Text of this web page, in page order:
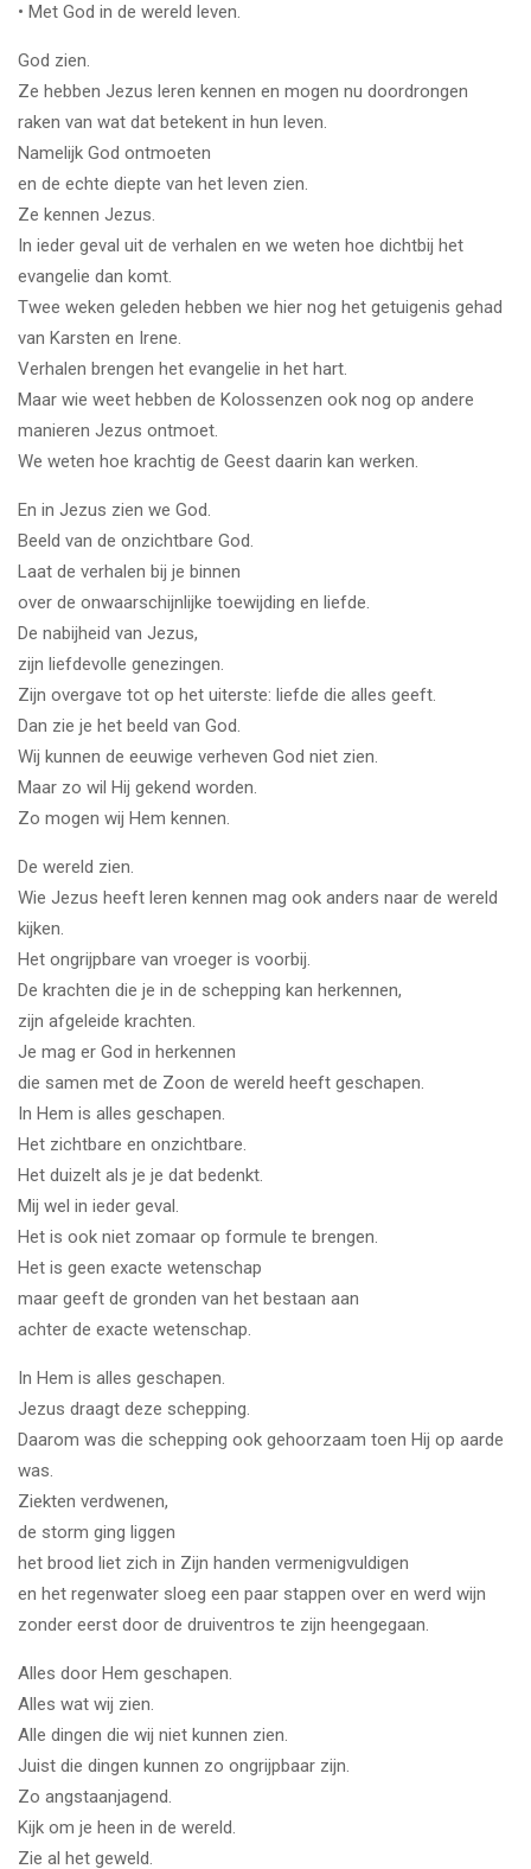
• Met God in de wereld leven.
God zien.
Ze hebben Jezus leren kennen en mogen nu doordrongen
raken van wat dat betekent in hun leven.
Namelijk God ontmoeten
en de echte diepte van het leven zien.
Ze kennen Jezus.
In ieder geval uit de verhalen en we weten hoe dichtbij het
evangelie dan komt.
Twee weken geleden hebben we hier nog het getuigenis gehad
van Karsten en Irene.
Verhalen brengen het evangelie in het hart.
Maar wie weet hebben de Kolossenzen ook nog op andere
manieren Jezus ontmoet.
We weten hoe krachtig de Geest daarin kan werken.
En in Jezus zien we God.
Beeld van de onzichtbare God.
Laat de verhalen bij je binnen
over de onwaarschijnlijke toewijding en liefde.
De nabijheid van Jezus,
zijn liefdevolle genezingen.
Zijn overgave tot op het uiterste: liefde die alles geeft.
Dan zie je het beeld van God.
Wij kunnen de eeuwige verheven God niet zien.
Maar zo wil Hij gekend worden.
Zo mogen wij Hem kennen.
De wereld zien.
Wie Jezus heeft leren kennen mag ook anders naar de wereld
kijken.
Het ongrijpbare van vroeger is voorbij.
De krachten die je in de schepping kan herkennen,
zijn afgeleide krachten.
Je mag er God in herkennen
die samen met de Zoon de wereld heeft geschapen.
In Hem is alles geschapen.
Het zichtbare en onzichtbare.
Het duizelt als je je dat bedenkt.
Mij wel in ieder geval.
Het is ook niet zomaar op formule te brengen.
Het is geen exacte wetenschap
maar geeft de gronden van het bestaan aan
achter de exacte wetenschap.
In Hem is alles geschapen.
Jezus draagt deze schepping.
Daarom was die schepping ook gehoorzaam toen Hij op aarde
was.
Ziekten verdwenen,
de storm ging liggen
het brood liet zich in Zijn handen vermenigvuldigen
en het regenwater sloeg een paar stappen over en werd wijn
zonder eerst door de druiventros te zijn heengegaan.
Alles door Hem geschapen.
Alles wat wij zien.
Alle dingen die wij niet kunnen zien.
Juist die dingen kunnen zo ongrijpbaar zijn.
Zo angstaanjagend.
Kijk om je heen in de wereld.
Zie al het geweld.